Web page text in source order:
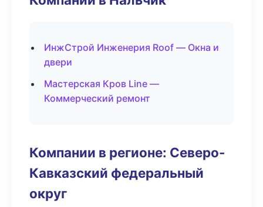
ИнжСтрой Инженерия Roof — Окна и
двери
Мастерская Кров Line —
Коммерческий ремонт
Компании в регионе: Северо-
Кавказский федеральный
округ